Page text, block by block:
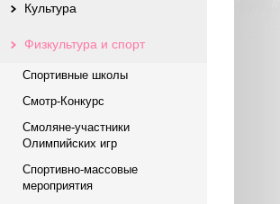
Культура
Физкультура и спорт
Спортивные школы
Смотр-Конкурс
Смоляне-участники
Олимпийских игр
Спортивно-массовые
мероприятия